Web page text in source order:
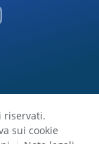
riservati.
sui cookie